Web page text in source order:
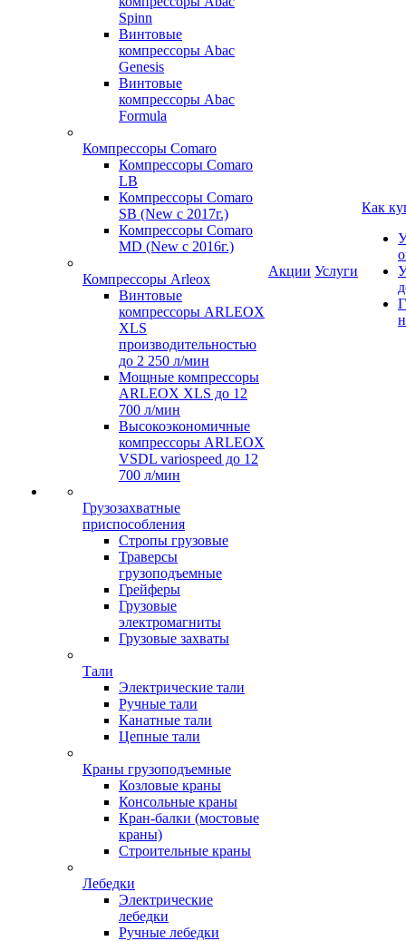
Spinn
Винтовые
компрессоры Abac
Genesis
Винтовые
компрессоры Abac
Formula
Компрессоры Comaro
Компрессоры Comaro
LB
Компрессоры Comaro
SB (New с 2017г.)
Компрессоры Comaro
MD (New с 2016г.)
Компрессоры Arleox
Винтовые
компрессоры ARLEOX
XLS
производительностью
до 2 250 л/мин
Мощные компрессоры
ARLEOX XLS до 12
700 л/мин
Высокоэкономичные
компрессоры ARLEOX
VSDL variospeed до 12
700 л/мин
Грузозахватные
приспособления
Стропы грузовые
Траверсы
грузоподъемные
Грейферы
Грузовые
электромагниты
Грузовые захваты
Тали
Электрические тали
Ручные тали
Канатные тали
Цепные тали
Краны грузоподъемные
Козловые краны
Консольные краны
Кран-балки (мостовые
краны)
Строительные краны
Лебедки
Электрические
лебедки
Ручные лебедки
Акции Услуги
Как